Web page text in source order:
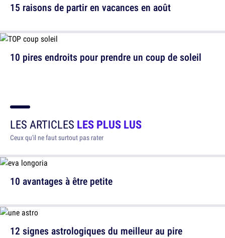
15 raisons de partir en vacances en août
10 pires endroits pour prendre un coup de soleil
LES ARTICLES LES PLUS LUS
Ceux qu'il ne faut surtout pas rater
10 avantages à être petite
12 signes astrologiques du meilleur au pire